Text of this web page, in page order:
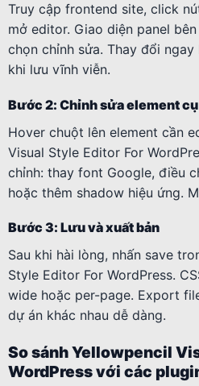
Truy cập frontend site, click
mở editor. Giao diện panel
chọn chỉnh sửa. Thay đổi
khi lưu vĩnh viễn.
Bước 2: Chỉnh sửa element
Hover chuột lên element cần
Visual Style Editor For
chỉnh: thay font Google, điều
hoặc thêm shadow hiệu ứng.
Bước 3: Lưu và xuất bản
Sau khi hài lòng, nhấn save
Style Editor For WordPress.
wide hoặc per-page. Export
dự án khác nhau dễ dàng.
So sánh Yellowpencil
WordPress với các